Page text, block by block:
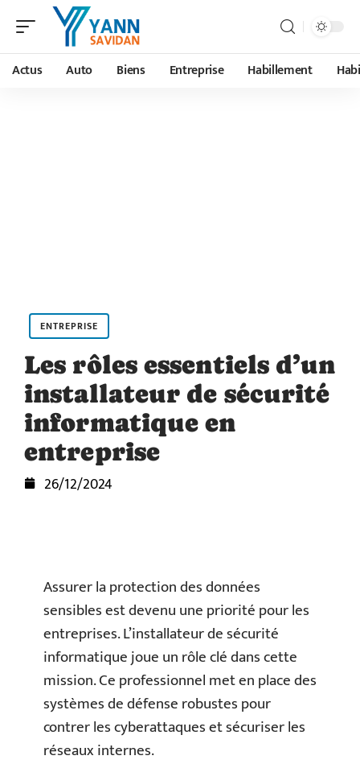
Actus Auto Biens Entreprise Habillement
ENTREPRISE
Les rôles essentiels d’un
installateur de sécurité
informatique en
entreprise
26/12/2024
Assurer la protection des données
sensibles est devenu une priorité pour les
entreprises. L’installateur de sécurité
informatique joue un rôle clé dans cette
mission. Ce professionnel met en place des
systèmes de défense robustes pour
contrer les cyberattaques et sécuriser les
réseaux internes.